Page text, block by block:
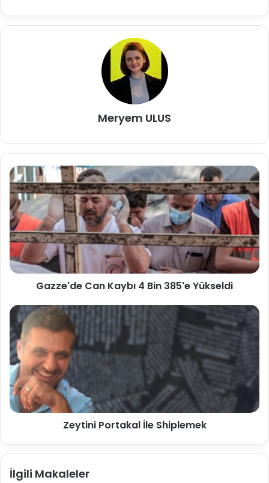
Meryem ULUS
Gazze'de Can Kaybı 4 Bin 385'e Yükseldi
Zeytini Portakal İle Shiplemek
İlgili Makaleler